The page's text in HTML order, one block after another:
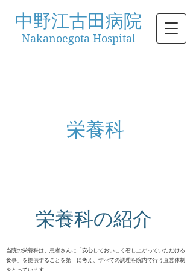
中野江古田病院
Nakanoegota Hospital
栄養科
栄養科の紹介
当院の栄養科は、患者さんに「安心しておいしく召し上がっていただける
食事」を提供することを第一に考え、すべての調理を院内で行う直営体制
をとっています。